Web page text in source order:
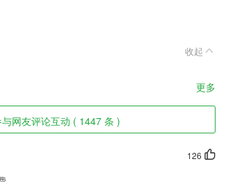
收起
更多
网友评论互动 ( 1447 条 )
126